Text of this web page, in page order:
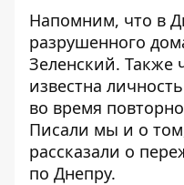
Напомним, что в
разрушенного
Зеленский. Также
известна
во время
Писали мы и о
рассказали о
по Днепру.